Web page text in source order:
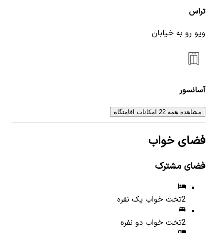
تراس
ویو رو به خیابان
آسانسور
مشاهده همه 22 امکانات اقامتگاه
فضای خواب
فضای مشترک
2تخت خواب یک نفره
2تخت خواب دو نفره